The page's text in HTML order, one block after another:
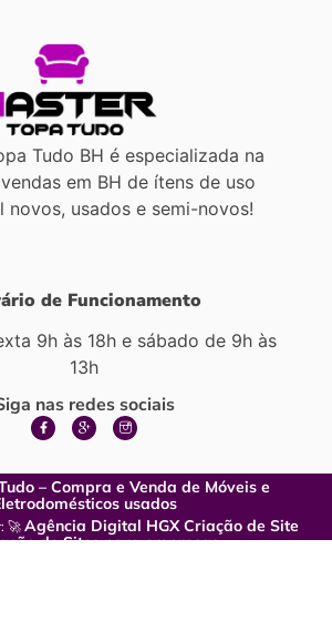
Tudo BH é especializada na
em BH de ítens de uso
novos, usados e semi-novos!
de Funcionamento
9h às 18h e sábado de 9h às
13h
nas redes sociais
– Compra e Venda de Móveis e
usados
🚀 Agência Digital HGX Criação de Site
de Sites para empresas